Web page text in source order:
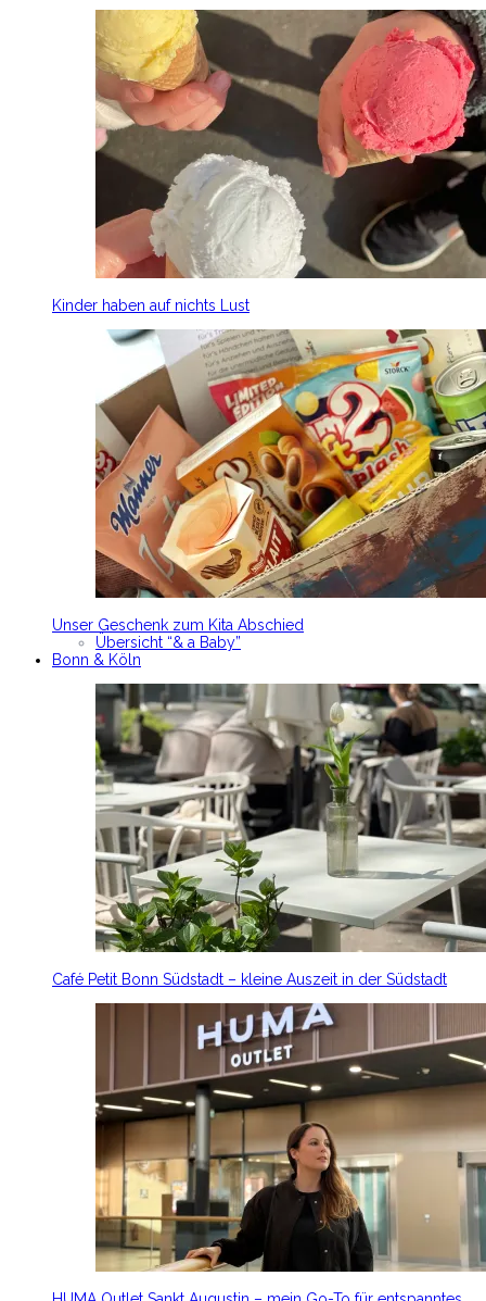
Kinder haben auf nichts Lust
Unser Geschenk zum Kita Abschied
Übersicht “& a Baby”
Bonn & Köln
Café Petit Bonn Südstadt – kleine Auszeit in der Südstadt